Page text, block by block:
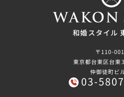
和婚スタイル
〒110-
東京都台東区台東
仲御徒町ビ
03-